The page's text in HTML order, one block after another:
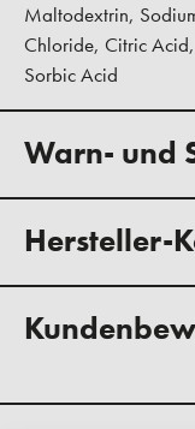
Maltodextrin,
Chloride, Citric
Sorbic Acid
Warn- und
Hersteller-